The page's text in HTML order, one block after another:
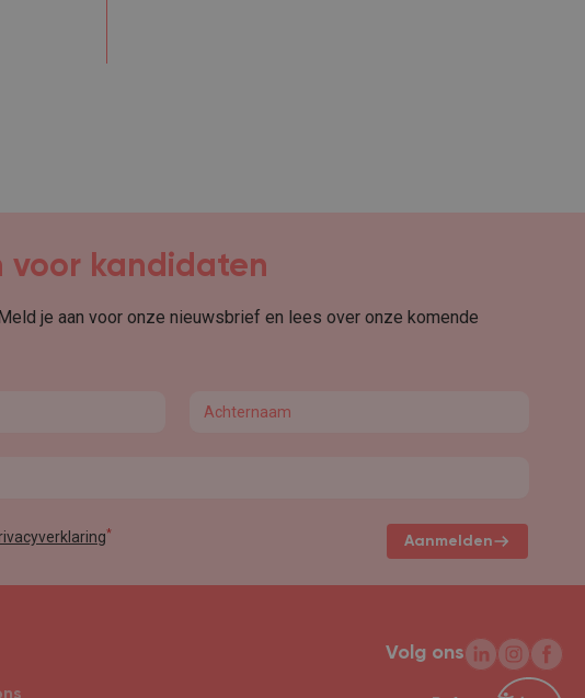
voor kandidaten
je aan voor onze nieuwsbrief en lees over onze komende
Last name
*
Aanmelden
Volg ons